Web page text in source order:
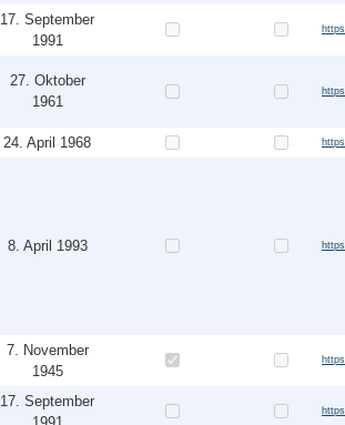
17. September
1991
27. Oktober
1961
24. April 1968
8. April 1993
7. November
1945
17. September